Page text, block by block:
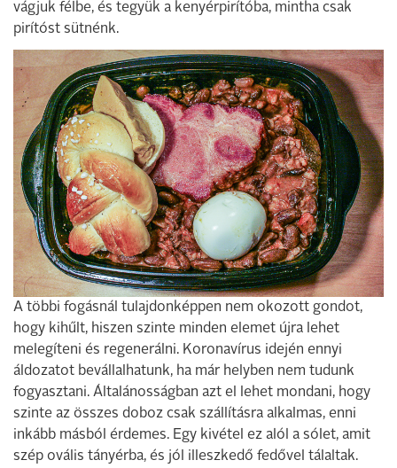
vágjuk félbe, és tegyük a kenyérpirítóba, mintha csak
pirítóst sütnénk.
A többi fogásnál tulajdonképpen nem okozott gondot,
hogy kihűlt, hiszen szinte minden elemet újra lehet
melegíteni és regenerálni. Koronavírus idején ennyi
áldozatot bevállalhatunk, ha már helyben nem tudunk
fogyasztani. Általánosságban azt el lehet mondani, hogy
szinte az összes doboz csak szállításra alkalmas, enni
inkább másból érdemes. Egy kivétel ez alól a sólet, amit
szép ovális tányérba, és jól illeszkedő fedővel tálaltak.